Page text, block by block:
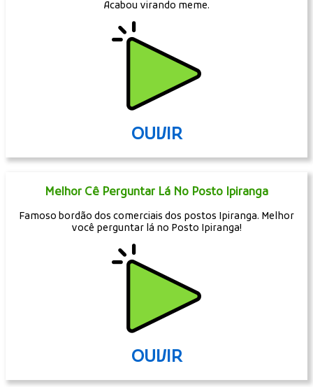
Acabou virando meme.
OUVIR
Melhor Cê Perguntar Lá No Posto Ipiranga
Famoso bordão dos comerciais dos postos Ipiranga. Melhor
você perguntar lá no Posto Ipiranga!
OUVIR